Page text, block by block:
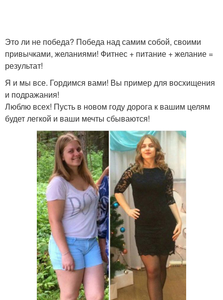
Это ли не победа? Победа над самим собой, своими
привычками, желаниями! Фитнес + питание + желание =
результат!
Я и мы все. Гордимся вами! Вы пример для восхищения
и подражания!
Люблю всех! Пусть в новом году дорога к вашим целям
будет легкой и ваши мечты сбываются!